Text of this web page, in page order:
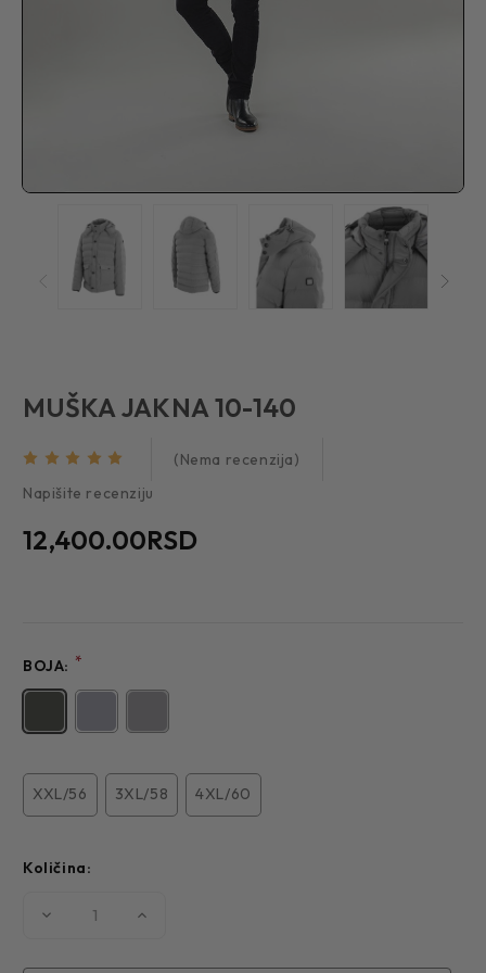
MUŠKA JAKNA 10-140
(Nema recenzija)
Napišite recenziju
12,400.00RSD
BOJA: *
XXL/56 3XL/58 4XL/60
Količina:
Smanjite Povećajte